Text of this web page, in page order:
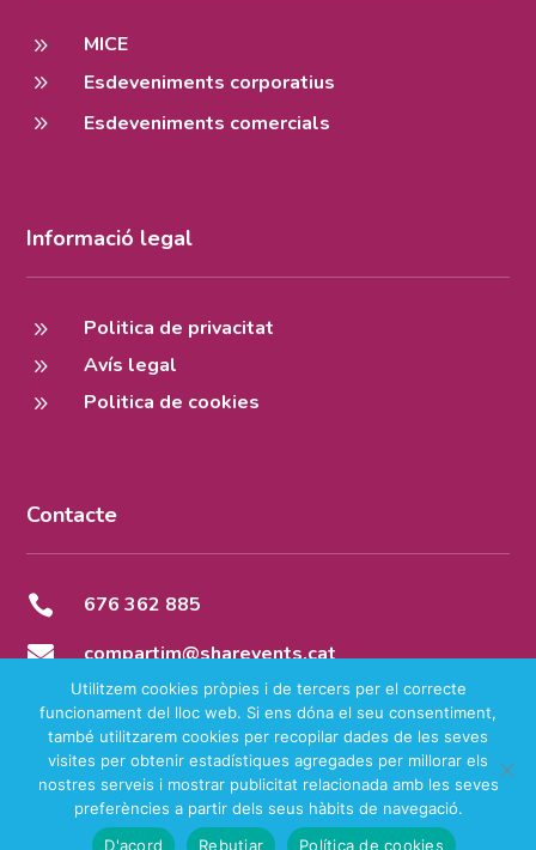
9
MICE
9
Esdeveniments corporatius
9
Esdeveniments comercials
Informació legal
9
Politica de privacitat
9
Avís legal
9
Politica de cookies
Contacte

676 362 885

compartim@sharevents.cat
Copyright © 2025 – Share Events Tots els drets reservats
Utilitzem cookies pròpies i de tercers per el correcte
funcionament del lloc web. Si ens dóna el seu consentiment,
també utilitzarem cookies per recopilar dades de les seves
visites per obtenir estadístiques agregades per millorar els
nostres serveis i mostrar publicitat relacionada amb les seves
preferències a partir dels seus hàbits de navegació.
D'acord
Rebutjar Política de cookies